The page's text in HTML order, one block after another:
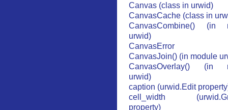
Canvas (class in urwid)
CanvasCache (class in
CanvasCombine() (in
urwid)
CanvasError
CanvasJoin() (in module
CanvasOverlay() (in
urwid)
caption (urwid.Edit
cell_width
property)